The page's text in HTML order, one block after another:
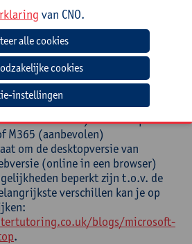
ondersteunend
die in school rechtstreeks
komt met het
en het presenteren van data
door cursist
lader en muis) met hierop
M365 (aanbevolen)
om de desktopversie van
(online in een browser)
beperkt zijn t.o.v. de
verschillen kan je op
blogs/microsoft-
.
van CNO.
instellingen